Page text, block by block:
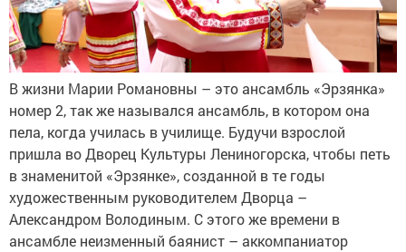
В жизни Марии Романовны – это ансамбль «Эрзянка»
номер 2, так же назывался ансамбль, в котором она
пела, когда училась в училище. Будучи взрослой
пришла во Дворец Культуры Лениногорска, чтобы петь
в знаменитой «Эрзянке», созданной в те годы
художественным руководителем Дворца –
Александром Володиным. С этого же времени в
ансамбле неизменный баянист – аккомпаниатор